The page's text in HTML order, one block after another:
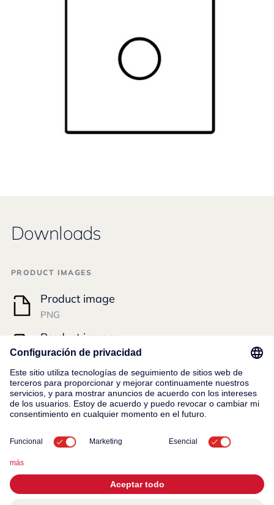
Downloads
PRODUCT IMAGES
Product image
PNG
Product image
TIFF
DOCUMENTOS TÉCNICOS
Ficha del producto
Dibujo técnico
TIFF ·8.06 MB